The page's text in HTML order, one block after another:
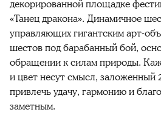
декорированной площадке
«Танец дракона». Динамичное
управляющих гигантским арт-
шестов под барабанный бой,
обращении к силам природы.
и цвет несут смысл, заложенный
привлечь удачу, гармонию и
заметным.